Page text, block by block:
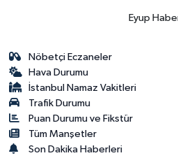
Eyup
Nöbetçi Eczaneler
Hava Durumu
İstanbul Namaz Vakitleri
Trafik Durumu
Puan Durumu ve Fikstür
Tüm Manşetler
Son Dakika Haberleri